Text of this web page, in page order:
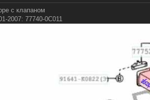
с клапаном
2007: 77740-0C011